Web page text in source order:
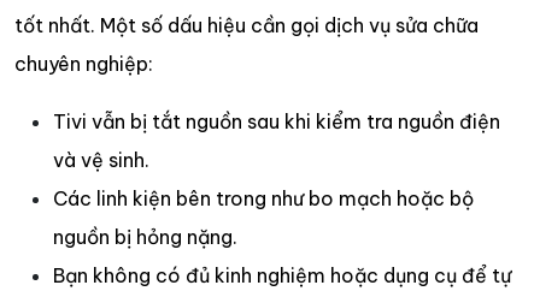
tốt nhất. Một số dấu hiệu cần gọi dịch vụ sửa chữa
chuyên nghiệp:
Tivi vẫn bị tắt nguồn sau khi kiểm tra nguồn điện
và vệ sinh.
Các linh kiện bên trong như bo mạch hoặc bộ
nguồn bị hỏng nặng.
Bạn không có đủ kinh nghiệm hoặc dụng cụ để tự